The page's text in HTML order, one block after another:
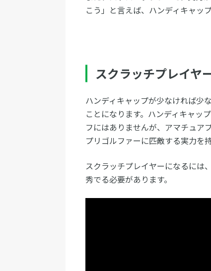
こう」と言えば、ハンディキャッ
スクラッチプレイヤ
ハンディキャップが少なければ少
ことになります。ハンディキャッ
フにはありませんが、アマチュア
プリゴルファーに匹敵する実力を
スクラッチプレイヤーになるには
秀でる必要があります。